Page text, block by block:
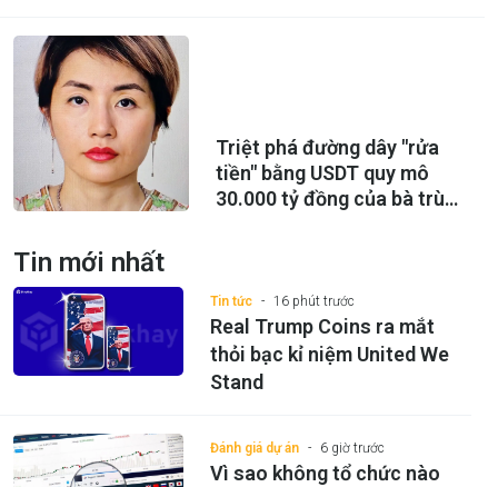
Triệt phá đường dây "rửa
tiền" bằng USDT quy mô
30.000 tỷ đồng của bà trùm
Tin mới nhất
Tin tức 16 phút trước
Real Trump Coins ra mắt
thỏi bạc kỉ niệm United We
Stand
Đánh giá dự án 6 giờ trước
Vì sao không tổ chức nào